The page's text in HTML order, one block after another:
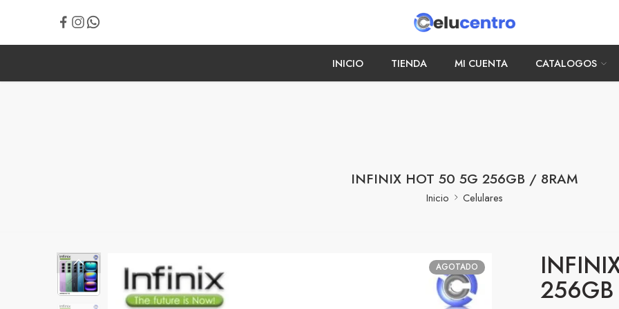
INICIO TIENDA MI CUENTA CATALOGOS
INFINIX HOT 50 5G 256GB / 8RAM
Inicio Celulares
AGOTADO